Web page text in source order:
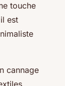
touche
est
cannage